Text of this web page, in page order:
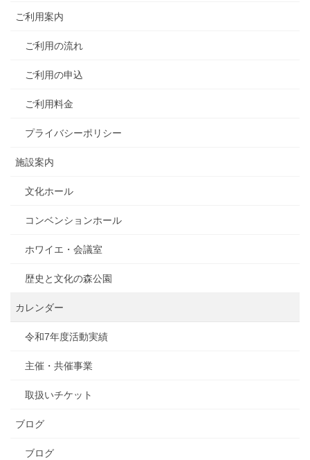
ご利用案内
ご利用の流れ
ご利用の申込
ご利用料金
プライバシーポリシー
施設案内
文化ホール
コンベンションホール
ホワイエ・会議室
歴史と文化の森公園
カレンダー
令和7年度活動実績
主催・共催事業
取扱いチケット
ブログ
ブログ